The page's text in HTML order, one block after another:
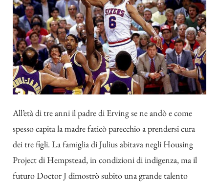
All’età di tre anni il padre di Erving se ne andò e come
spesso capita la madre faticò parecchio a prendersi cura
dei tre figli. La famiglia di Julius abitava negli Housing
Project di Hempstead, in condizioni di indigenza, ma il
futuro Doctor J dimostrò subito una grande talento